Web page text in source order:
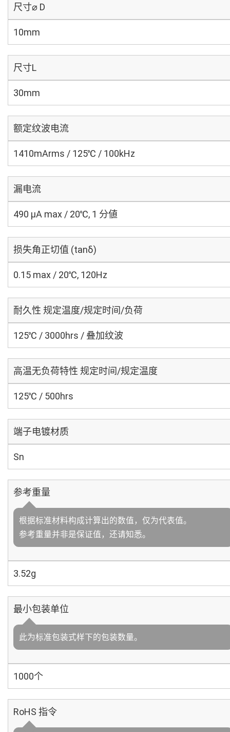
尺寸⌀ D
10mm
尺寸L
30mm
额定纹波电流
1410mArms / 125℃ / 100kHz
漏电流
490 μA max / 20℃, 1 分値
损失角正切值 (tanδ)
0.15 max / 20℃, 120Hz
耐久性 规定温度/规定时间/负荷
125℃ / 3000hrs / 叠加纹波
高温无负荷特性 规定时间/规定温度
125℃ / 500hrs
端子电镀材质
Sn
参考重量
根据标准材料构成计算出的数值，仅为代表值。
参考重量并非是保证值，还请知悉。
3.52g
最小包装单位
此为标准包装式样下的包装数量。
1000个
RoHS 指令